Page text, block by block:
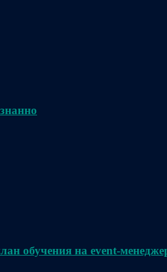
обучения на event-